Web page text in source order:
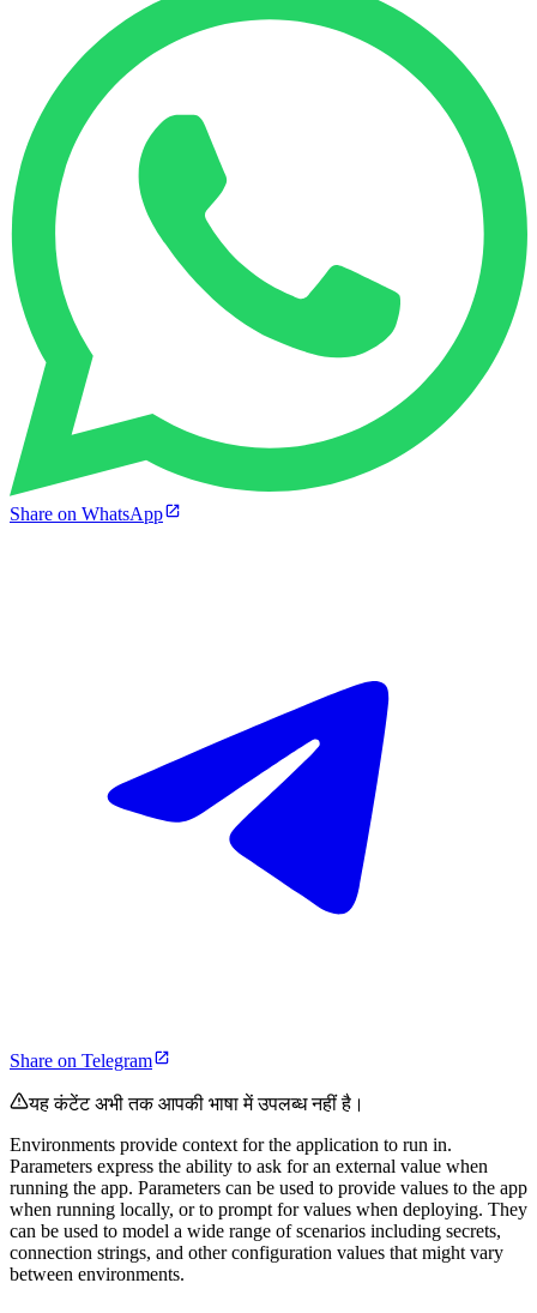
Share on WhatsApp
Share on Telegram
यह कंटेंट अभी तक आपकी भाषा में उपलब्ध नहीं है।
Environments provide context for the application to run in.
Parameters express the ability to ask for an external value when
running the app. Parameters can be used to provide values to the app
when running locally, or to prompt for values when deploying. They
can be used to model a wide range of scenarios including secrets,
connection strings, and other configuration values that might vary
between environments.